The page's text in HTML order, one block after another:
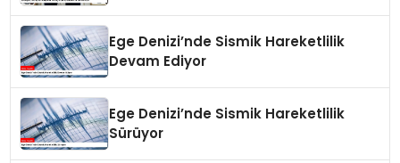
Ege Denizi’nde Sismik Hareketlilik
Devam Ediyor
Ege Denizi’nde Sismik Hareketlilik
Sürüyor